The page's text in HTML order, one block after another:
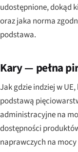
udostępnione, dokąd
oraz jaka norma
podstawa.
Kary — pełna
Jak gdzie indziej w
podstawą
administracyjne na
dostępności
naprawczych na